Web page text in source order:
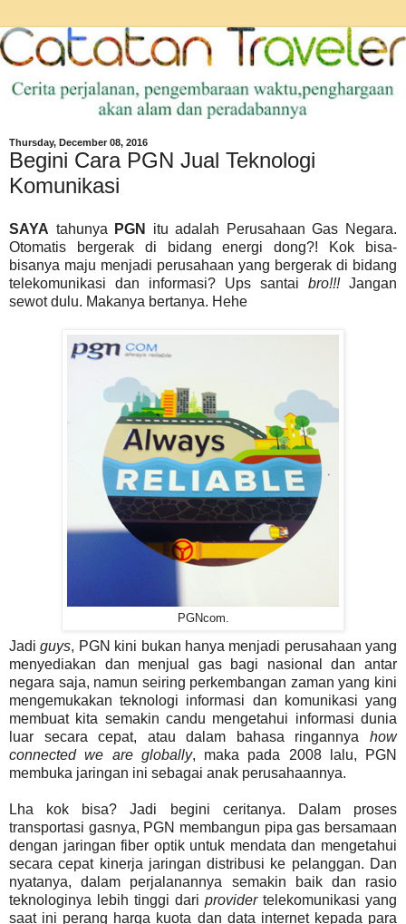
Thursday, December 08, 2016
Begini Cara PGN Jual Teknologi
Komunikasi
SAYA tahunya PGN
itu adalah Perusahaan Gas Negara.
Otomatis bergerak di bidang energi dong?! Kok bisa-
bisanya maju menjadi perusahaan yang bergerak di bidang
telekomunikasi dan informasi? Ups santai bro!!!Jangan
sewot dulu. Makanya bertanya. Hehe
PGNcom.
Jadiguys, PGN kini bukan hanya menjadi perusahaan yang
menyediakan dan menjual gas bagi nasional dan antar
negara saja, namun seiring perkembangan zaman yang kini
mengemukakan teknologi informasi dan komunikasi yang
membuat kita semakin candu mengetahui informasi dunia
luar secara cepat, atau dalam bahasa ringannya how
connected we are globally, maka pada 2008 lalu, PGN
membuka jaringan ini sebagai anak perusahaannya.
Lha kok bisa? Jadi begini ceritanya. Dalam proses
transportasi gasnya, PGN membangun pipa gas bersamaan
dengan jaringan fiber optik untuk mendata dan mengetahui
secara cepat kinerja jaringan distribusi ke pelanggan. Dan
nyatanya, dalam perjalanannya semakin baik dan rasio
teknologinya lebih tinggi dari providertelekomunikasi yang
saat ini perang harga kuota dan data internet kepada para